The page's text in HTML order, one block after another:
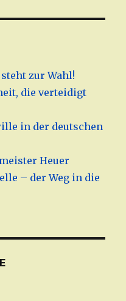
zur Wahl!
die verteidigt
in der deutschen
Heuer
– der Weg in die